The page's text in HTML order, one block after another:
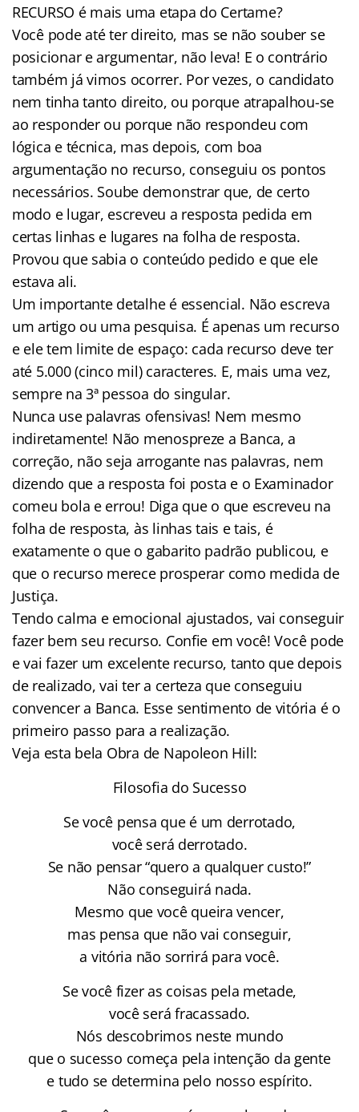
RECURSO é mais uma etapa do Certame?
Você pode até ter direito, mas se não souber se
posicionar e argumentar, não leva! E o contrário
também já vimos ocorrer. Por vezes, o candidato
nem tinha tanto direito, ou porque atrapalhou-se
ao responder ou porque não respondeu com
lógica e técnica, mas depois, com boa
argumentação no recurso, conseguiu os pontos
necessários. Soube demonstrar que, de certo
modo e lugar, escreveu a resposta pedida em
certas linhas e lugares na folha de resposta.
Provou que sabia o conteúdo pedido e que ele
estava ali.
Um importante detalhe é essencial. Não escreva
um artigo ou uma pesquisa. É apenas um recurso
e ele tem limite de espaço: cada recurso deve ter
até 5.000 (cinco mil) caracteres. E, mais uma vez,
sempre na 3ª pessoa do singular.
Nunca use palavras ofensivas! Nem mesmo
indiretamente! Não menospreze a Banca, a
correção, não seja arrogante nas palavras, nem
dizendo que a resposta foi posta e o Examinador
comeu bola e errou! Diga que o que escreveu na
folha de resposta, às linhas tais e tais, é
exatamente o que o gabarito padrão publicou, e
que o recurso merece prosperar como medida de
Justiça.
Tendo calma e emocional ajustados, vai conseguir
fazer bem seu recurso. Confie em você! Você pode
e vai fazer um excelente recurso, tanto que depois
de realizado, vai ter a certeza que conseguiu
convencer a Banca. Esse sentimento de vitória é o
primeiro passo para a realização.
Veja esta bela Obra de Napoleon Hill:
Filosofia do Sucesso
Se você pensa que é um derrotado,
você será derrotado.
Se não pensar “quero a qualquer custo!”
Não conseguirá nada.
Mesmo que você queira vencer,
mas pensa que não vai conseguir,
a vitória não sorrirá para você.
Se você fizer as coisas pela metade,
você será fracassado.
Nós descobrimos neste mundo
que o sucesso começa pela intenção da gente
e tudo se determina pelo nosso espírito.